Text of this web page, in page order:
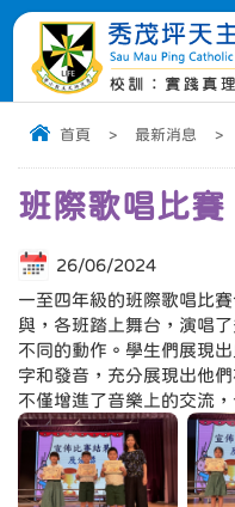
首頁 > 最新消息 >
班際歌唱比賽
26/06/2024
一至四年級的班際歌唱比
與，各班踏上舞台，演唱
不同的動作。學生們展現
字和發音，充分展現出他
不僅增進了音樂上的交流